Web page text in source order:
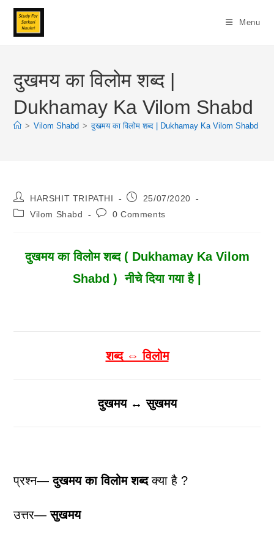
Skip
Content
Menu
दुखमय का विलोम शब्द |
Dukhamay Ka Vilom Shabd
> Vilom Shabd > दुखमय का विलोम शब्द | Dukhamay Ka Vilom Shabd
Post
Author:
HARSHIT TRIPATHI
Post25/07/2020
PostVilom Shabd
Post0 Comments
दुखमय का विलोम शब्द ( Dukhamay Ka Vilom
Shabd ) नीचे दिया गया है |
शब्द ⇔ विलोम
दुखमय ↔ सुखमय
प्रश्न—दुखमयका विलोम शब्दक्या है ?
उत्तर—सुखमय